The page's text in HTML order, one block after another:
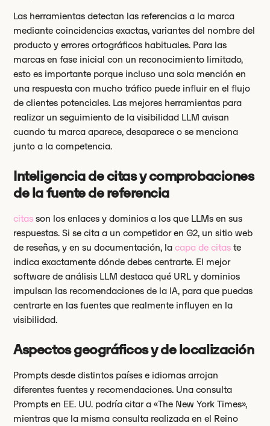
Las herramientas detectan las referencias a la marca
mediante coincidencias exactas, variantes del nombre del
producto y errores ortográficos habituales. Para las
marcas en fase inicial con un reconocimiento limitado,
esto es importante porque incluso una sola mención en
una respuesta con mucho tráfico puede influir en el flujo
de clientes potenciales. Las mejores herramientas para
realizar un seguimiento de la visibilidad LLM avisan
cuando tu marca aparece, desaparece o se menciona
junto a la competencia.
Inteligencia de citas y comprobaciones
de la fuente de referencia
citas son los enlaces y dominios a los que LLMs en sus
respuestas. Si se cita a un competidor en G2, un sitio web
de reseñas, y en su documentación, lacapa de citas te
indica exactamente dónde debes centrarte. El mejor
software de análisis LLM destaca qué URL y dominios
impulsan las recomendaciones de la IA, para que puedas
centrarte en las fuentes que realmente influyen en la
visibilidad.
Aspectos geográficos y de localización
Prompts desde distintos países e idiomas arrojan
diferentes fuentes y recomendaciones. Una consulta
Prompts en EE. UU. podría citar a «The New York Times»,
mientras que la misma consulta realizada en el Reino